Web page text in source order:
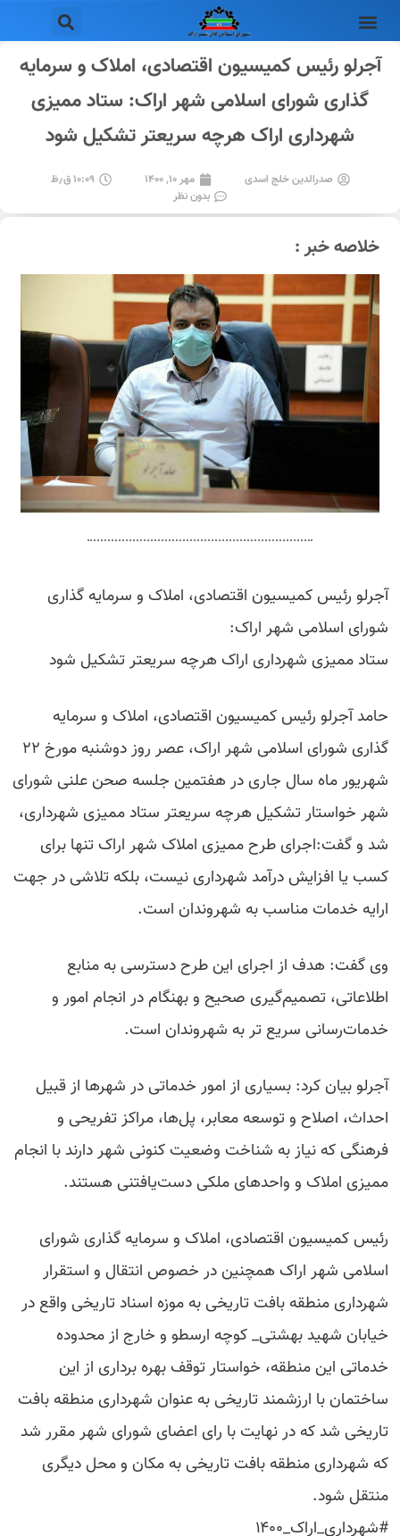
آجرلو رئیس کمیسیون اقتصادی، املاک و سرمایه
گذاری شورای اسلامی شهر اراک: ستاد ممیزی
شهرداری اراک هرچه سریعتر تشکیل شود
صدرالدین خلج اسدی مهر ۱۰, ۱۴۰۰
۱۰:۰۹ ق٫ظ
بدون نظر
خلاصه خبر :
آجرلو رئیس کمیسیون اقتصادی، املاک و سرمایه گذاری
شورای اسلامی شهر اراک:
ستاد ممیزی شهرداری اراک هرچه سریعتر تشکیل شود
حامد آجرلو رئیس کمیسیون اقتصادی، املاک و سرمایه
گذاری شورای اسلامی شهر اراک، عصر روز دوشنبه مورخ ۲۲
شهریور ماه سال جاری در هفتمین جلسه صحن علنی شورای
شهر خواستار تشکیل هرچه سریعتر ستاد ممیزی شهرداری،
شد و گفت:اجرای طرح ممیزی املاک شهر اراک تنها برای
کسب یا افزایش درآمد شهرداری نیست، بلکه تلاشی در جهت
ارایه خدمات مناسب به شهروندان است.
وی گفت: هدف از اجرای این طرح دسترسی به منابع
اطلاعاتی، تصمیم‌گیری صحیح و بهنگام در انجام امور و
خدمات‌رسانی سریع تر به شهروندان است.
آجرلو بیان کرد: بسیاری از امور خدماتی در شهرها از قبیل
احداث، اصلاح و توسعه معابر، پل‌ها، مراکز تفریحی و
فرهنگی که نیاز به شناخت وضعیت کنونی شهر دارند با انجام
ممیزی املاک و واحدهای ملکی دست‌یافتنی هستند.
رئیس کمیسیون اقتصادی، املاک و سرمایه گذاری شورای
اسلامی شهر اراک همچنین در خصوص انتقال و استقرار
شهرداری منطقه بافت تاریخی به موزه اسناد تاریخی واقع در
خیابان شهید بهشتی_ کوچه ارسطو و خارج از محدوده
خدماتی این منطقه، خواستار توقف بهره برداری از این
ساختمان با ارزشمند تاریخی به عنوان شهرداری منطقه بافت
تاریخی شد که در نهایت با رای اعضای شورای شهر مقرر شد
که شهرداری منطقه بافت تاریخی به مکان و محل دیگری
منتقل شود.
#شهرداری_اراک_۱۴۰۰